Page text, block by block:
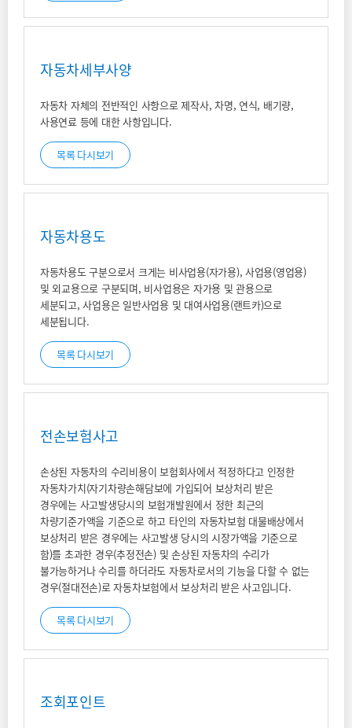
자동차세부사양
자동차 자체의 전반적인 사항으로 제작사, 차명, 연식, 배기량,
사용연료 등에 대한 사항입니다.
목록 다시보기
자동차용도
자동차용도 구분으로서 크게는 비사업용(자가용), 사업용(영업용)
및 외교용으로 구분되며, 비사업용은 자가용 및 관용으로
세분되고, 사업용은 일반사업용 및 대여사업용(랜트카)으로
세분됩니다.
목록 다시보기
전손보험사고
손상된 자동차의 수리비용이 보험회사에서 적정하다고 인정한
자동차가치(자기차량손해담보에 가입되어 보상처리 받은
경우에는 사고발생당시의 보험개발원에서 정한 최근의
차량기준가액을 기준으로 하고 타인의 자동차보험 대물배상에서
보상처리 받은 경우에는 사고발생 당시의 시장가액을 기준으로
함)를 초과한 경우(추정전손) 및 손상된 자동차의 수리가
불가능하거나 수리를 하더라도 자동차로서의 기능을 다할 수 없는
경우(절대전손)로 자동차보험에서 보상처리 받은 사고입니다.
목록 다시보기
조회포인트